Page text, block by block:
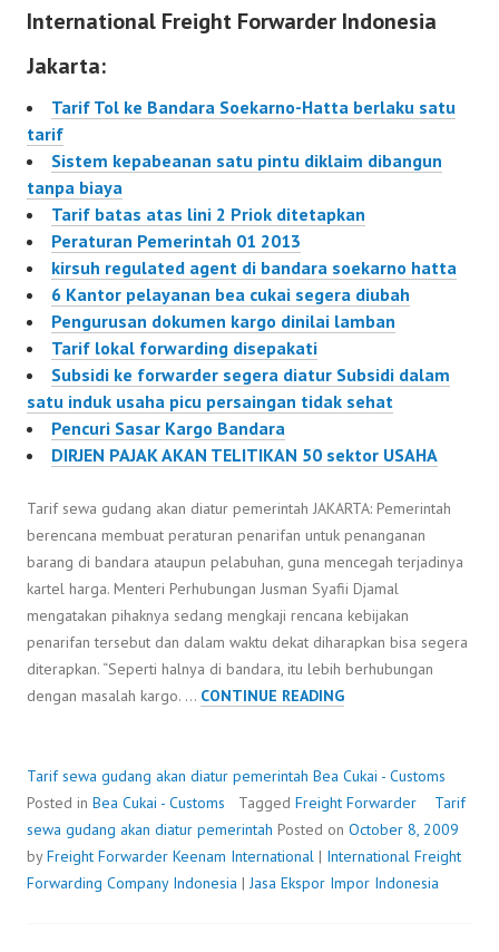
perusahaan pelayaran
satu induk usaha karena
memicu persaingan
tidak sehat. Vice
President Operations
and Customer Service
PT Repex Wahana (RPX
Group) M.…
International Freight Forwarder Indonesia
Jakarta:
Tarif Tol ke Bandara Soekarno-Hatta berlaku satu
tarif
Sistem kepabeanan satu pintu diklaim dibangun
tanpa biaya
Tarif batas atas lini 2 Priok ditetapkan
Peraturan Pemerintah 01 2013
kirsuh regulated agent di bandara soekarno hatta
6 Kantor pelayanan bea cukai segera diubah
Pengurusan dokumen kargo dinilai lamban
Tarif lokal forwarding disepakati
Subsidi ke forwarder segera diatur Subsidi dalam
satu induk usaha picu persaingan tidak sehat
Pencuri Sasar Kargo Bandara
DIRJEN PAJAK AKAN TELITIKAN 50 sektor USAHA
Tarif sewa gudang akan diatur pemerintah JAKARTA: Pemerintah
berencana membuat peraturan penarifan untuk penanganan
barang di bandara ataupun pelabuhan, guna mencegah terjadinya
kartel harga. Menteri Perhubungan Jusman Syafii Djamal
mengatakan pihaknya sedang mengkaji rencana kebijakan
penarifan tersebut dan dalam waktu dekat diharapkan bisa segera
diterapkan. “Seperti halnya di bandara, itu lebih berhubungan
dengan masalah kargo. … CONTINUE READINGTARIF
AKAN
DIATUR
PEMERINTAH
Tarif sewa gudang akan diatur pemerintah Bea Cukai - Customs
Posted in Bea Cukai - Customs Tagged Freight Forwarder
Tarif
sewa gudang akan diatur pemerintah Posted on October 8, 2009
byFreight Forwarder Keenam International | International Freight
Forwarding Company Indonesia |Jasa Ekspor Impor Indonesia